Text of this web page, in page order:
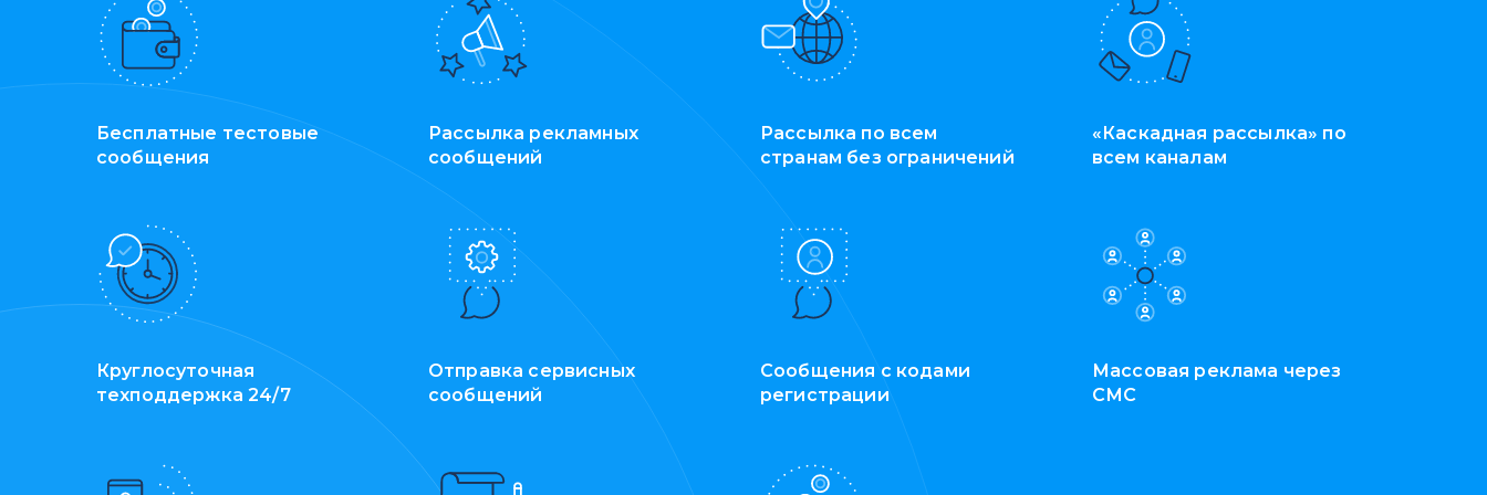
Бесплатные тестовые
сообщения
Рассылка рекламных
сообщений
Рассылка по всем
странам без ограничений
«Каскадная рассылка» по
всем каналам
Круглосуточная
техподдержка 24/7
Отправка сервисных
сообщений
Сообщения с кодами
регистрации
Массовая реклама через
СМС